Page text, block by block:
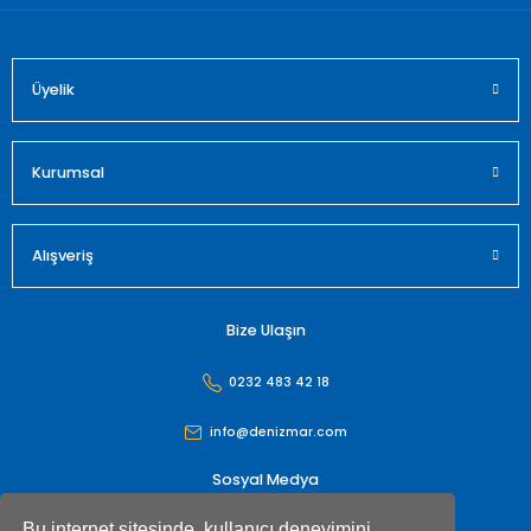
Üyelik
Kurumsal
Alışveriş
Bize Ulaşın
0232 483 42 18
info@denizmar.com
Sosyal Medya